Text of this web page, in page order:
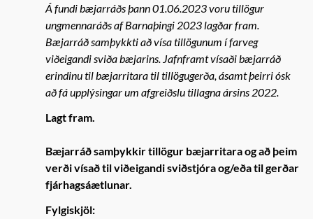
Á fundi bæjarráðs þann 01.06.2023 voru tillögur
ungmennaráðs af Barnaþingi 2023 lagðar fram.
Bæjarráð samþykkti að vísa tillögunum í farveg
viðeigandi sviða bæjarins. Jafnframt vísaði bæjarráð
erindinu til bæjarritara til tillögugerða, ásamt þeirri ósk
að fá upplýsingar um afgreiðslu tillagna ársins 2022.
Lagt fram.
Bæjarráð samþykkir tillögur bæjarritara og að þeim
verði vísað til viðeigandi sviðstjóra og/eða til gerðar
fjárhagsáætlunar.
Fylgiskjöl: